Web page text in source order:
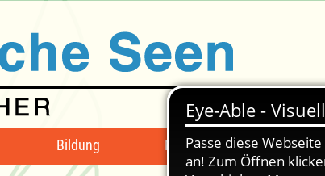
Bildung Mängelmeldung